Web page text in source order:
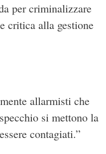
per criminalizzare
critica alla gestione
allarmisti che
si mettono la
contagiati.”